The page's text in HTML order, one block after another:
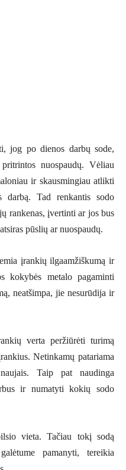
jog po dienos darbų sode,
nuospaudų. Vėliau
ir skausmingiau atlikti
Tad renkantis sodo
rankenas, įvertinti ar jos bus
pūslių ar nuospaudų.
įrankių ilgaamžiškumą ir
kokybės metalo pagaminti
neatšimpa, jie nesurūdija ir
verta peržiūrėti turimą
Netinkamų patariama
Taip pat naudinga
ir numatyti kokių sodo
vieta. Tačiau tokį sodą
pamanyti, tereikia